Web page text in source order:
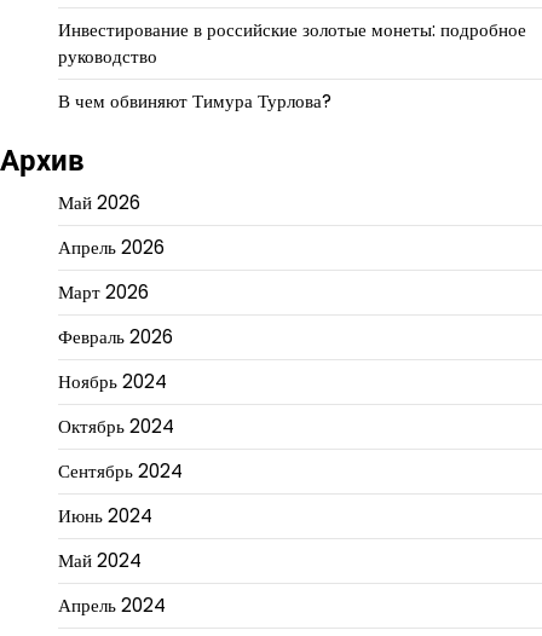
Инвестирование в российские золотые монеты: подробное
руководство
В чем обвиняют Тимура Турлова?
Архив
Май 2026
Апрель 2026
Март 2026
Февраль 2026
Ноябрь 2024
Октябрь 2024
Сентябрь 2024
Июнь 2024
Май 2024
Апрель 2024